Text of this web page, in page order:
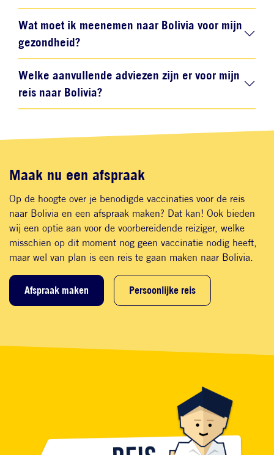
Wat moet ik meenemen naar Bolivia voor mijn
gezondheid?
Welke aanvullende adviezen zijn er voor mijn
reis naar Bolivia?
Maak nu een afspraak
Op de hoogte over je benodigde vaccinaties voor de reis
naar Bolivia en een afspraak maken? Dat kan! Ook bieden
wij een optie aan voor de voorbereidende reiziger, welke
misschien op dit moment nog geen vaccinatie nodig heeft,
maar wel van plan is een reis te gaan maken naar Bolivia.
Afspraak maken Persoonlijke reis